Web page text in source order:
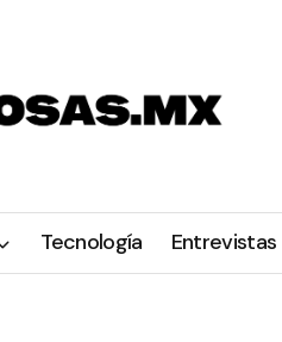
Tecnología Entrevistas